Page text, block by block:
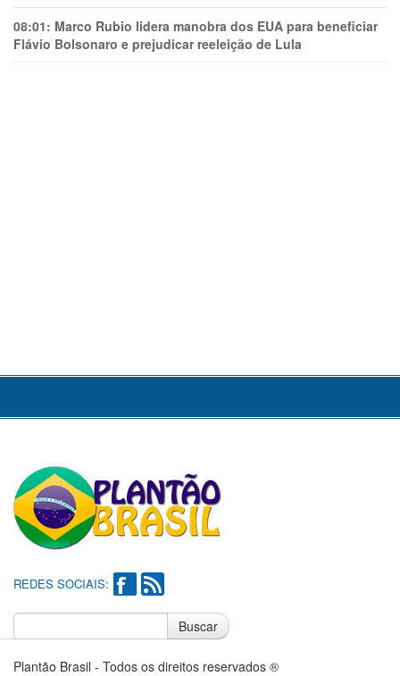
08:01: Marco Rubio lidera manobra dos EUA para beneficiar
Flávio Bolsonaro e prejudicar reeleição de Lula
REDES SOCIAIS:
Buscar
Plantão Brasil - Todos os direitos reservados ®